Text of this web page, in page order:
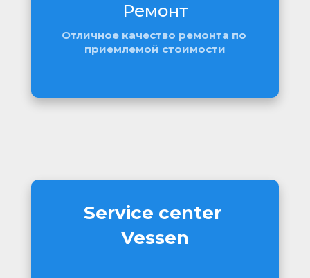
Ремонт
Отличное качество ремонта по
приемлемой стоимости
Service center
Vessen